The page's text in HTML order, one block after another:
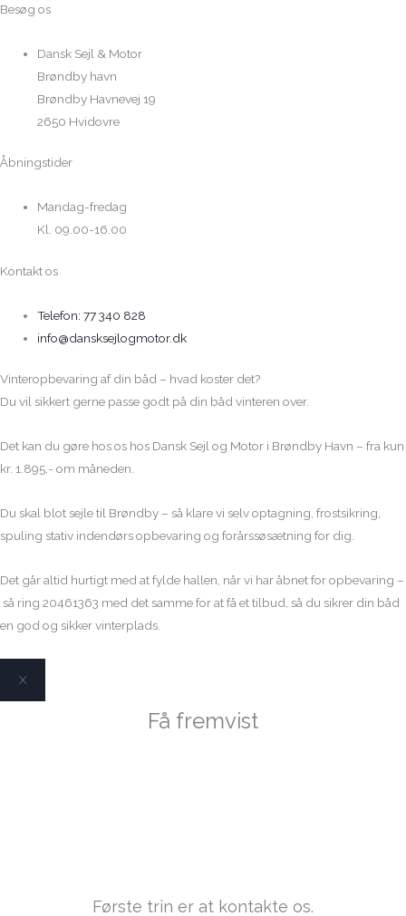
Besøg os
Dansk Sejl & Motor
Brøndby havn
Brøndby Havnevej 19
2650 Hvidovre
Åbningstider
Mandag-fredag
Kl. 09.00-16.00
Kontakt os
Telefon: 77 340 828
info@dansksejlogmotor.dk
Vinteropbevaring af din båd – hvad koster det?
Du vil sikkert gerne passe godt på din båd vinteren over.
Det kan du gøre hos os hos Dansk Sejl og Motor i Brøndby Havn – fra kun
kr. 1.895,- om måneden.
Du skal blot sejle til Brøndby – så klare vi selv optagning, frostsikring,
spuling stativ indendørs opbevaring og forårssøsætning for dig.
Det går altid hurtigt med at fylde hallen, når vi har åbnet for opbevaring –
så ring 20461363 med det samme for at få et tilbud, så du sikrer din båd
en god og sikker vinterplads.
X
Få fremvist
Første trin er at kontakte os.